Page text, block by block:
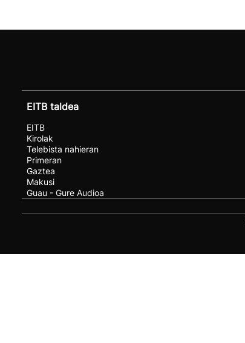
EITB taldea
EITB
Kirolak
Telebista nahieran
Primeran
Gaztea
Makusi
Guau - Gure Audioa